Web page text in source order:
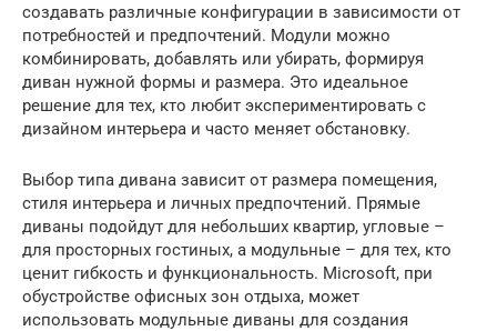
создавать различные конфигурации в зависимости от
потребностей и предпочтений. Модули можно
комбинировать, добавлять или убирать, формируя
диван нужной формы и размера. Это идеальное
решение для тех, кто любит экспериментировать с
дизайном интерьера и часто меняет обстановку.
Выбор типа дивана зависит от размера помещения,
стиля интерьера и личных предпочтений. Прямые
диваны подойдут для небольших квартир, угловые –
для просторных гостиных, а модульные – для тех, кто
ценит гибкость и функциональность. Microsoft, при
обустройстве офисных зон отдыха, может
использовать модульные диваны для создания